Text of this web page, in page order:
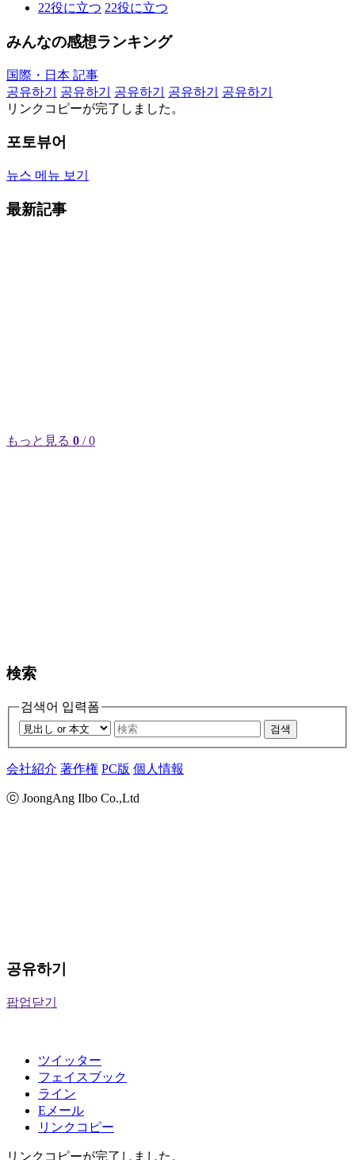
22役に立つ 22役に立つ
みんなの感想ランキング
国際・日本 記事
공유하기
공유하기 공유하기 공유하기
공유하기
リンクコピーが完了しました。
포토뷰어
뉴스 메뉴 보기
最新記事
もっと見る 0 / 0
検索
검색어 입력폼
검색
会社紹介 著作権 PC版 個人情報
ⓒ JoongAng Ilbo Co.,Ltd
공유하기
팝업닫기
ツイッター
フェイスブック
ライン
Eメール
リンクコピー
リンクコピーが完了しました。